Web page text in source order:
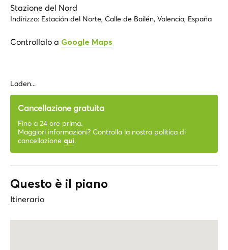
Stazione del Nord
Indirizzo: Estación del Norte, Calle de Bailén, Valencia, España
Controllalo a Google Maps
Laden...
Cancellazione gratuita
Fino a 24 ore prima.
Maggiori informazioni? Controlla la nostra politica di
cancellazione qui.
Questo è il piano
Itinerario